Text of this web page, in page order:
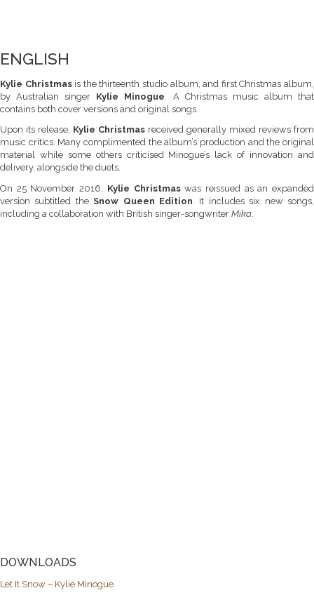
ENGLISH
Kylie Christmasis the thirteenth studio album, and first Christmas album,
by Australian singer Kylie Minogue . A Christmas music album that
contains both cover versions and original songs.
Upon its release, Kylie Christmas received generally mixed reviews from
music critics. Many complimented the album’s production and the original
material while some others criticised Minogue’s lack of innovation and
delivery, alongside the duets.
On 25 November 2016, Kylie Christmaswas reissued as an expanded
version subtitled theSnow Queen Edition . It includes six new songs,
including a collaboration with British singer-songwriter Mika
DOWNLOADS
Let It Snow – Kylie Minogue